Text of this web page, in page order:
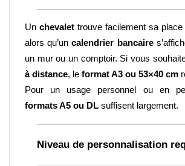
Un chevalet trouve facilement sa
alors qu’un calendrier bancaire
un mur ou un comptoir. Si vous
à distance, le format A3 ou 53×40 cm
formats A5 ou DL suffisent largement.
Niveau de personnalisation